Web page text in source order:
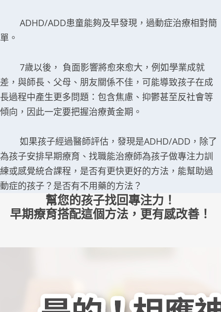
ADHD/ADD患童能夠及早發現，過動症治療相對簡
單。
7歲以後， 負面影響將愈來愈大，例如學業成就
差，與師長、父母、朋友關係不佳，可能導致孩子在成
長過程中產生更多問題：包含焦慮、抑鬱甚至反社會等
傾向，因此一定要把握治療黃金期。
如果孩子經過醫師評估，發現是ADHD/ADD，除了
為孩子安排早期療育、找職能治療師為孩子做專注力訓
練或感覺統合課程，是否有更快更好的方法，能幫助過
動症的孩子？是否有不用藥的方法？
幫您的孩子找回專注力！
早期療育搭配這個方法，更有感改善！